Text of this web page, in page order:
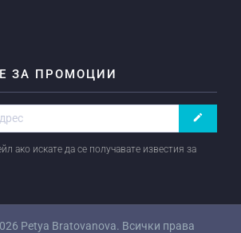
ЗА ПРОМОЦИИ
create
ако искате да се получавате известия за
Petya Bratovanova. Всички права